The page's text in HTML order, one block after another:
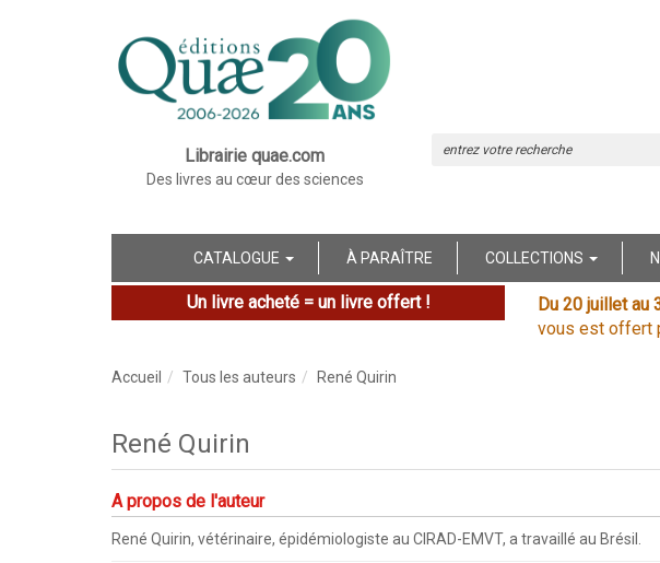
Librairie quae.com
Des livres au cœur des sciences
CATALOGUE À PARAÎTRE COLLECTIONS
Un livre acheté = un livre offert ! Du 20 juillet au
vous est offert
Accueil Tous les auteurs René Quirin
René Quirin
A propos de l'auteur
René Quirin, vétérinaire, épidémiologiste au CIRAD-EMVT, a travaillé au Brésil.